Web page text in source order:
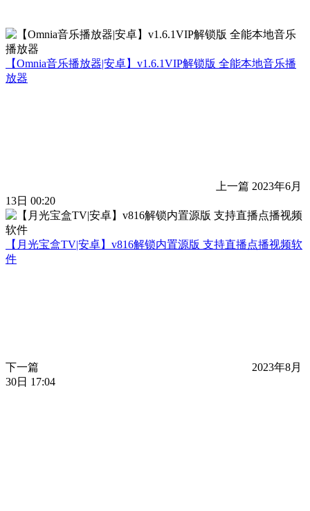
【Omnia音乐播放器|安卓】v1.6.1VIP解锁版 全能本地音乐播
放器
上一篇 2023年6月
13日 00:20
【月光宝盒TV|安卓】v816解锁内置源版 支持直播点播视频软
件
下一篇
2023年8月
30日 17:04